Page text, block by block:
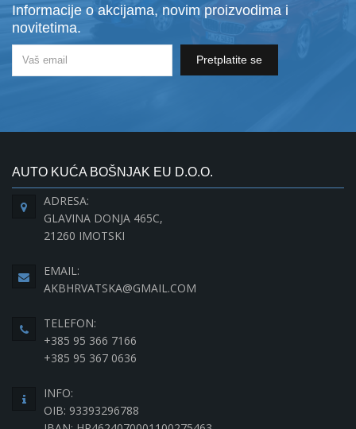
Informacije o akcijama, novim proizvodima i
novitetima.
Pretplatite se
AUTO KUĆA BOŠNJAK EU D.O.O.
ADRESA:
GLAVINA DONJA 465C,
21260 IMOTSKI
EMAIL:
AKBHRVATSKA@GMAIL.COM
TELEFON:
+385 95 366 7166
+385 95 367 0636
INFO:
OIB: 93393296788